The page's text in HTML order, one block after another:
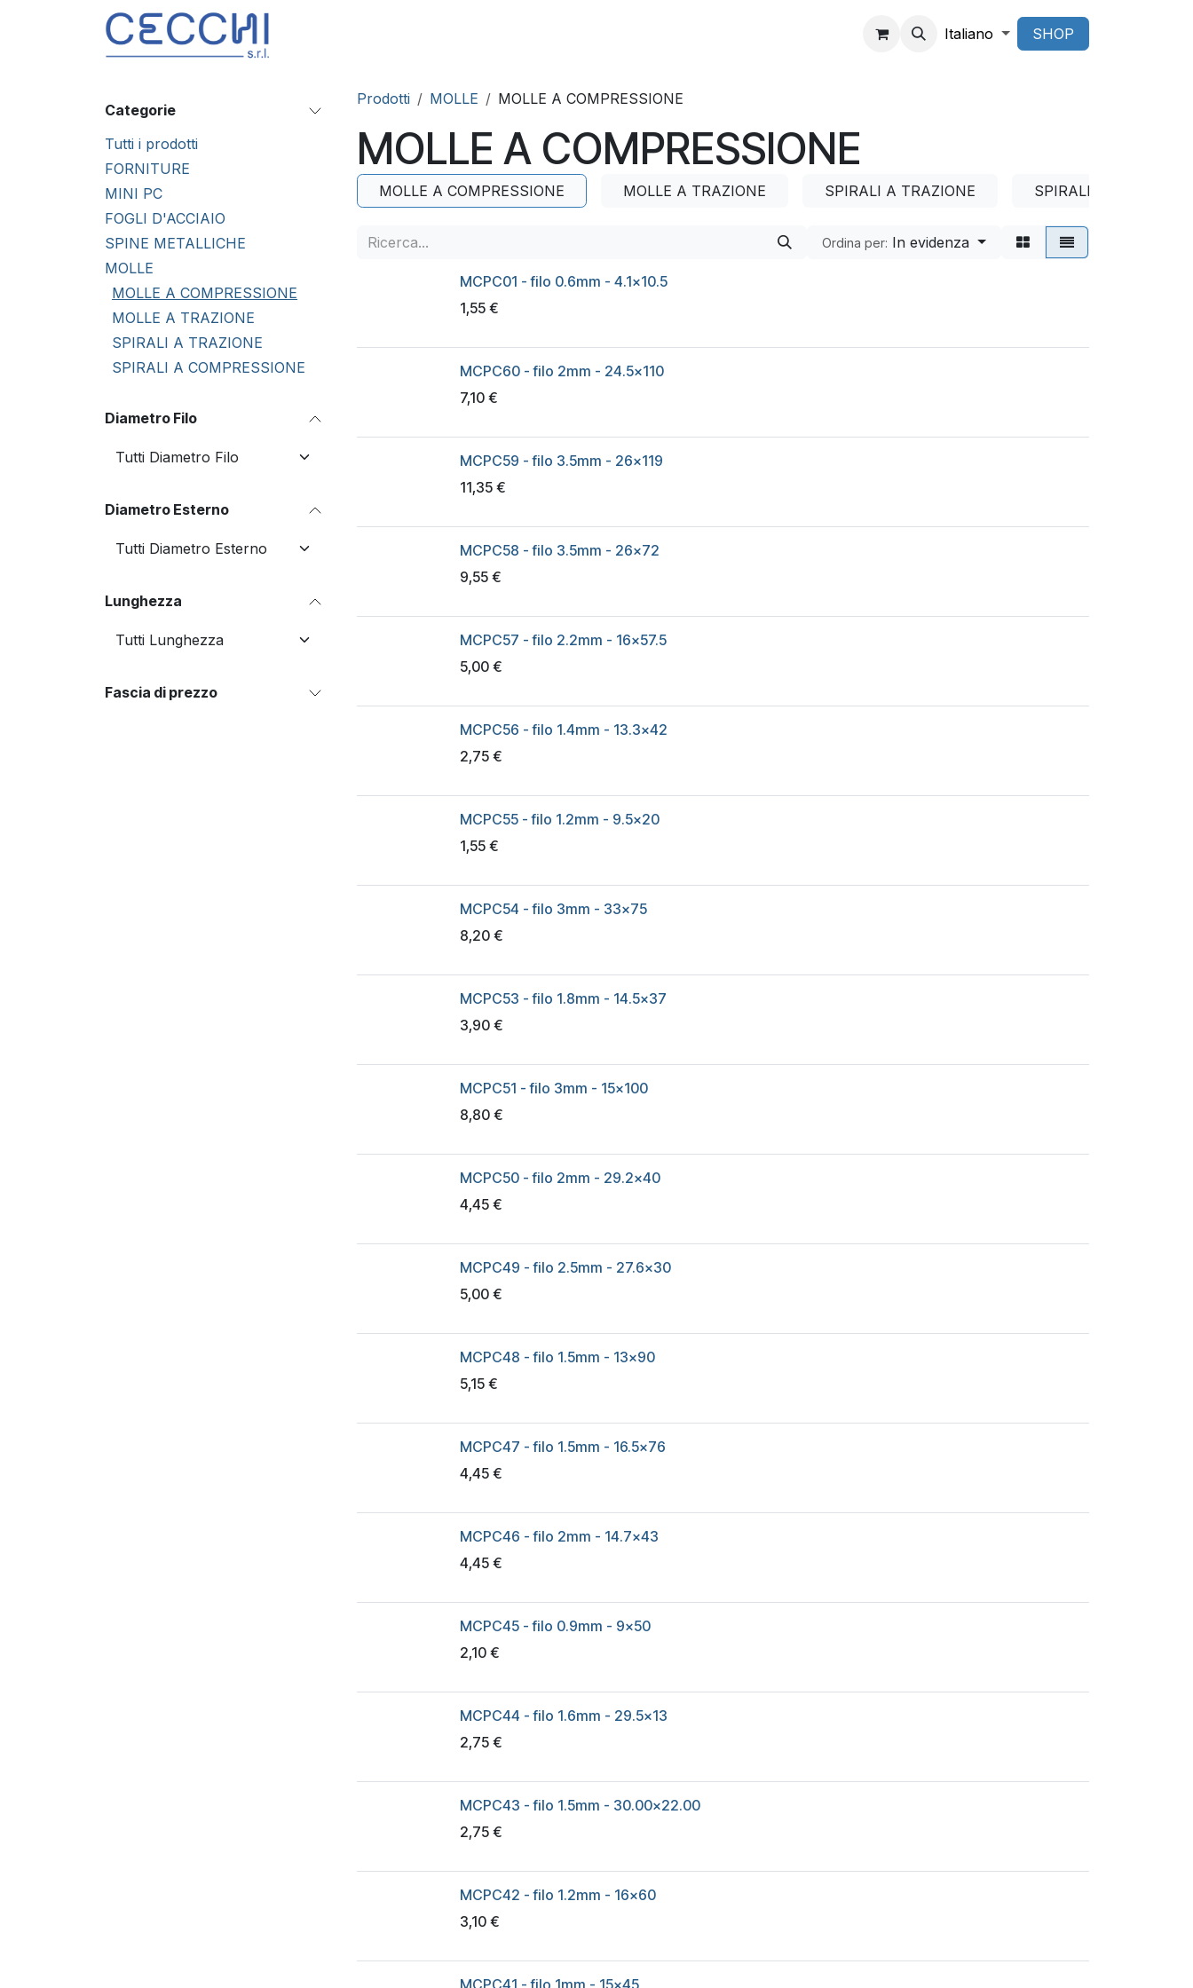
Passa al contenuto
Italiano SHOP
Categorie
Tutti i prodotti
FORNITURE
MINI PC
FOGLI D'ACCIAIO
SPINE METALLICHE
MOLLE
MOLLE A COMPRESSIONE
MOLLE A TRAZIONE
SPIRALI A TRAZIONE
SPIRALI A COMPRESSIONE
Diametro Filo
Diametro Esterno
Lunghezza
Fascia di prezzo
Prodotti MOLLE MOLLE A COMPRESSIONE
MOLLE A COMPRESSIONE
MOLLE A COMPRESSIONE MOLLE A TRAZIONE SPIRALI A TRAZIONE SPIRALI A
Ordina per: In evidenza
MCPC01 - filo 0.6mm - 4.1x10.5
1,55 €
MCPC60 - filo 2mm - 24.5x110
7,10 €
MCPC59 - filo 3.5mm - 26x119
11,35 €
MCPC58 - filo 3.5mm - 26x72
9,55 €
MCPC57 - filo 2.2mm - 16x57.5
5,00 €
MCPC56 - filo 1.4mm - 13.3x42
2,75 €
MCPC55 - filo 1.2mm - 9.5x20
1,55 €
MCPC54 - filo 3mm - 33x75
8,20 €
MCPC53 - filo 1.8mm - 14.5x37
3,90 €
MCPC51 - filo 3mm - 15x100
8,80 €
MCPC50 - filo 2mm - 29.2x40
4,45 €
MCPC49 - filo 2.5mm - 27.6x30
5,00 €
MCPC48 - filo 1.5mm - 13x90
5,15 €
MCPC47 - filo 1.5mm - 16.5x76
4,45 €
MCPC46 - filo 2mm - 14.7x43
4,45 €
MCPC45 - filo 0.9mm - 9x50
2,10 €
MCPC44 - filo 1.6mm - 29.5x13
2,75 €
MCPC43 - filo 1.5mm - 30.00x22.00
2,75 €
MCPC42 - filo 1.2mm - 16x60
3,10 €
MCPC41 - filo 1mm - 15x45